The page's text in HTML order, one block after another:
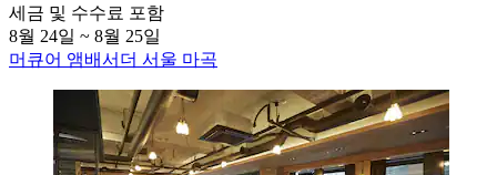
세금 및 수수료 포함
8월 24일 ~ 8월 25일
머큐어 앰배서더 서울 마곡